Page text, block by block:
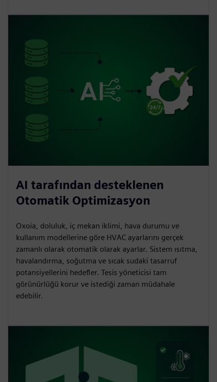
AI tarafından desteklenen
Otomatik Optimizasyon
Oxoia, doluluk, iç mekan iklimi, hava durumu ve
kullanım modellerine göre HVAC ayarlarını gerçek
zamanlı olarak otomatik olarak ayarlar. Sistem ısıtma,
havalandırma, soğutma ve sıcak sudaki tasarruf
potansiyellerini hedefler. Tesis yöneticisi tam
görünürlüğü korur ve istediği zaman müdahale
edebilir.